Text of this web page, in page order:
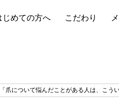
じめての方へ こだわり
「爪について悩んだことがある人は、こう